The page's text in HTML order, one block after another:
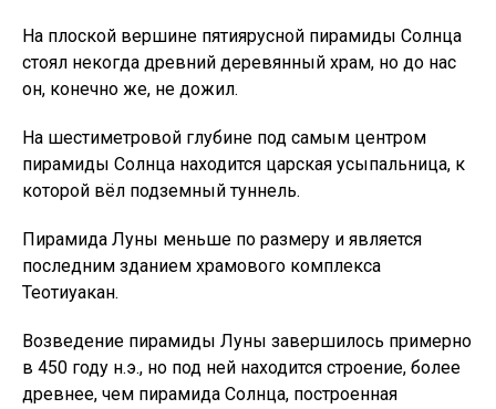
На плоской вершине пятиярусной пирамиды Солнца
стоял некогда древний деревянный храм, но до нас
он, конечно же, не дожил.
На шестиметровой глубине под самым центром
пирамиды Солнца находится царская усыпальница, к
которой вёл подземный туннель.
Пирамида Луны меньше по размеру и является
последним зданием храмового комплекса
Теотиуакан.
Возведение пирамиды Луны завершилось примерно
в 450 году н.э., но под ней находится строение, более
древнее, чем пирамида Солнца, построенная